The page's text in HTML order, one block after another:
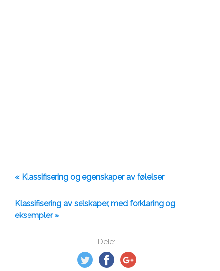
Dele:
« Klassifisering og egenskaper av følelser
Klassifisering av selskaper, med forklaring og
eksempler »